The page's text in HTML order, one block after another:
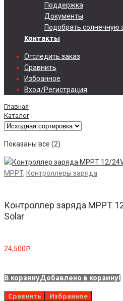
Поддержка
Документы
Подобрать солнечную
Контакты
Отследить заказ
Сравнить
Избранное
Вход/Регистрация
Главная
Каталог
Показаны все (2)
MPPT, Контроллеры заряда
Контроллер заряда MPPT
Solar
24,500₽
В корзинуДобавлено в корзину!
Сравнить Избранное